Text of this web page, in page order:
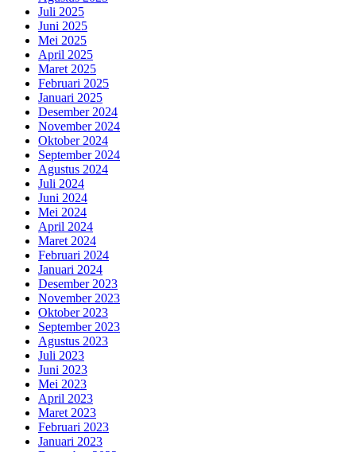
Juli 2025
Juni 2025
Mei 2025
April 2025
Maret 2025
Februari 2025
Januari 2025
Desember 2024
November 2024
Oktober 2024
September 2024
Agustus 2024
Juli 2024
Juni 2024
Mei 2024
April 2024
Maret 2024
Februari 2024
Januari 2024
Desember 2023
November 2023
Oktober 2023
September 2023
Agustus 2023
Juli 2023
Juni 2023
Mei 2023
April 2023
Maret 2023
Februari 2023
Januari 2023